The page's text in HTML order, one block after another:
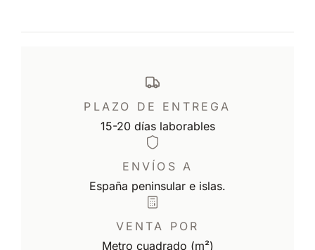
PLAZO DE ENTREGA
15-20 días laborables
ENVÍOS A
España peninsular e islas.
VENTA POR
Metro cuadrado (m²)